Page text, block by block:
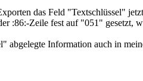
das Feld "Textschlüssel"
:86:-Zeile fest auf "051" gesetzt,
abgelegte Information auch in